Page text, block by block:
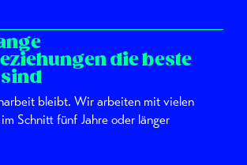
die beste
sind
bleibt. Wir arbeiten mit vielen
Schnitt fünf Jahre oder länger